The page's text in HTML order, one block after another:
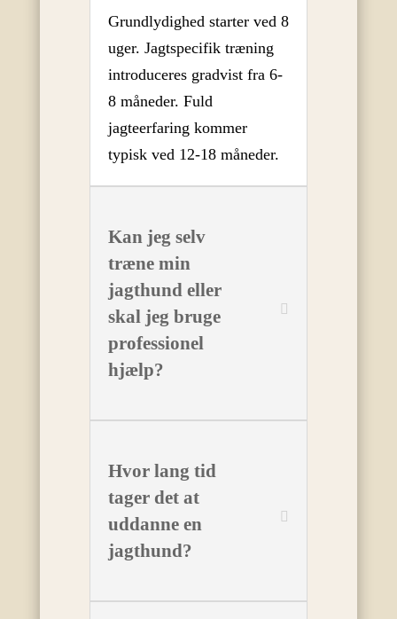
Grundlydighed starter ved 8
uger. Jagtspecifik træning
introduceres gradvist fra 6-
8 måneder. Fuld
jagteerfaring kommer
typisk ved 12-18 måneder.
Kan jeg selv
træne min
jagthund eller
skal jeg bruge
professionel
hjælp?
Hvor lang tid
tager det at
uddanne en
jagthund?